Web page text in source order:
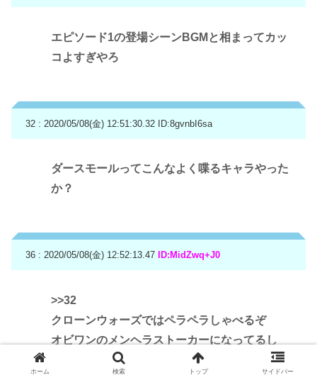
エピソード1の登場シーンBGMと相まってカッ
コよすぎやろ
32 : 2020/05/08(金) 12:51:30.32 ID:8gvnbI6sa
ダースモールってこんなよく喋るキャラやった
か？
36 : 2020/05/08(金) 12:52:13.47 ID:MidZwq+J0
>>32
クローンウォーズではペラペラしゃべるぞ
オビワンのメンヘラストーカーになってるし
ホーム 検索 トップ サイドバー